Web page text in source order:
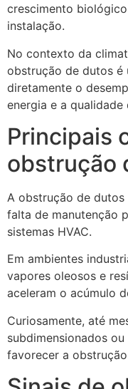
crescimento
instalação.
No contexto da
obstrução de dutos é
diretamente o
energia e a qualidade
Principais
obstrução
A obstrução de
falta de manutenção
sistemas HVAC.
Em ambientes
vapores oleosos e
aceleram o acúmulo
Curiosamente, até
subdimensionados
favorecer a